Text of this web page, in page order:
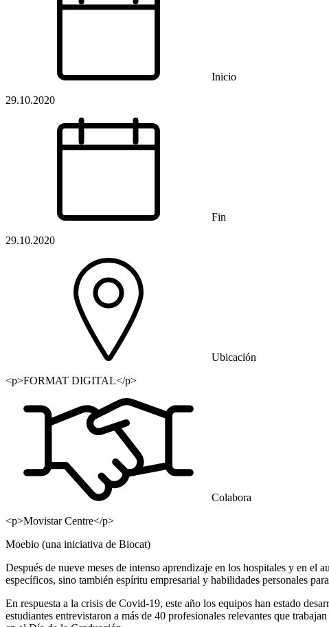
Inicio
29.10.2020
Fin
29.10.2020
Ubicación
<p>FORMAT DIGITAL</p>
Colabora
<p>Movistar Centre</p>
Moebio (una iniciativa de Biocat)
Después de nueve meses de intenso aprendizaje en los hospitales y en
específicos, sino también espíritu empresarial y habilidades personales
En respuesta a la crisis de Covid-19, este año los equipos han estado
estudiantes entrevistaron a más de 40 profesionales relevantes que